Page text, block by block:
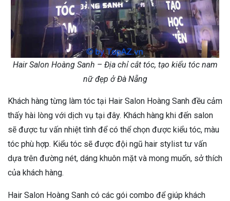
Hair Salon Hoàng Sanh – Địa chỉ cắt tóc, tạo kiểu tóc nam
nữ đẹp ở Đà Nẵng
Khách hàng từng làm tóc tại Hair Salon Hoàng Sanh đều cảm
thấy hài lòng với dịch vụ tại đây. Khách hàng khi đến salon
sẽ được tư vấn nhiệt tình để có thể chọn được kiểu tóc, màu
tóc phù hợp. Kiểu tóc sẽ được đội ngũ hair stylist tư vấn
dựa trên đường nét, dáng khuôn mặt và mong muốn, sở thích
của khách hàng.
Hair Salon Hoàng Sanh có các gói combo để giúp khách